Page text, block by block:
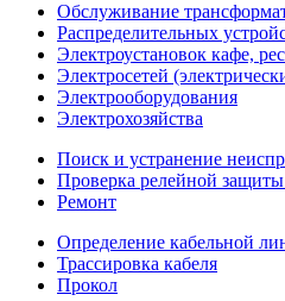
Обслуживание
Распределительных
Электроустановок кафе,
Электросетей
Электрооборудования
Электрохозяйства
Поиск и устранение
Проверка релейной
Ремонт
Определение кабельной
Трассировка кабеля
Прокол